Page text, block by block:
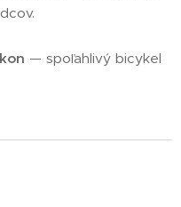
— spoľahlivý bicykel